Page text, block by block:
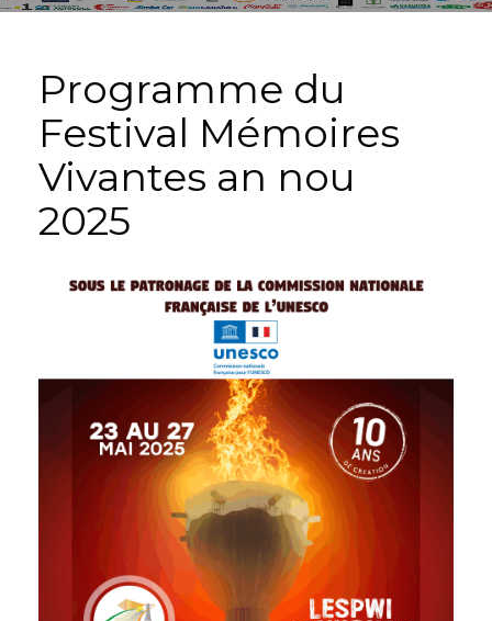
Programme du
Festival Mémoires
Vivantes an nou
2025